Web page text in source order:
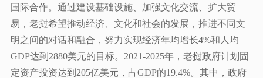
国际合作。通过建设基础设施、加强文化交流、扩大贸
易，老挝希望推动经济、文化和社会的发展，推进不同文
明之间的对话和融合，努力实现经济年均增长4%和人均
GDP达到2880美元的目标。2021-2025年，老挝政府计划固
定资产投资达到205亿美元，占GDP的19.4%。其中，政府